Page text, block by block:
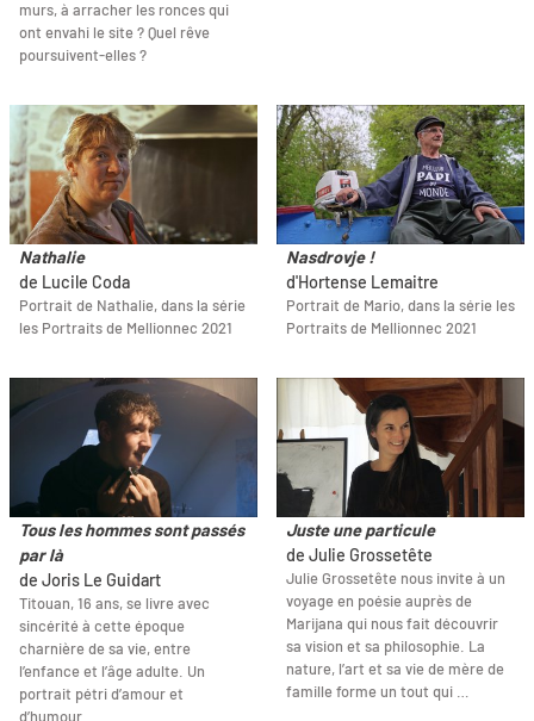
murs, à arracher les ronces qui
ont envahi le site ? Quel rêve
poursuivent-elles ?
Nathalie
de Lucile Coda
Portrait de Nathalie, dans la série
les Portraits de Mellionnec 2021
Nasdrovje !
d'Hortense Lemaitre
Portrait de Mario, dans la série les
Portraits de Mellionnec 2021
Tous les hommes sont passés
par là
de Joris Le Guidart
Titouan, 16 ans, se livre avec
sincérité à cette époque
charnière de sa vie, entre
l’enfance et l’âge adulte. Un
portrait pétri d’amour et
d’humour.
Juste une particule
de Julie Grossetête
Julie Grossetête nous invite à un
voyage en poésie auprès de
Marijana qui nous fait découvrir
sa vision et sa philosophie. La
nature, l’art et sa vie de mère de
famille forme un tout qui …